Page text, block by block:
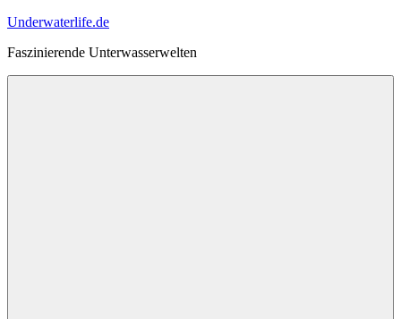
Zum
springen
Underwaterlife.de
Faszinierende Unterwasserwelten